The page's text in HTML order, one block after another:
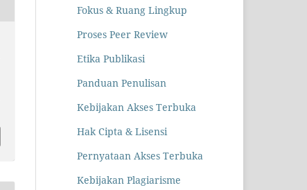
Fokus & Ruang Lingkup
Proses Peer Review
Etika Publikasi
Panduan Penulisan
Kebijakan Akses Terbuka
Hak Cipta & Lisensi
Pernyataan Akses Terbuka
Kebijakan Plagiarisme